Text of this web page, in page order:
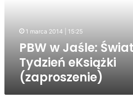
1 marca 2014 | 15:25
PBW w Jaśle:
Tydzień eKsiążki
(zaproszenie)